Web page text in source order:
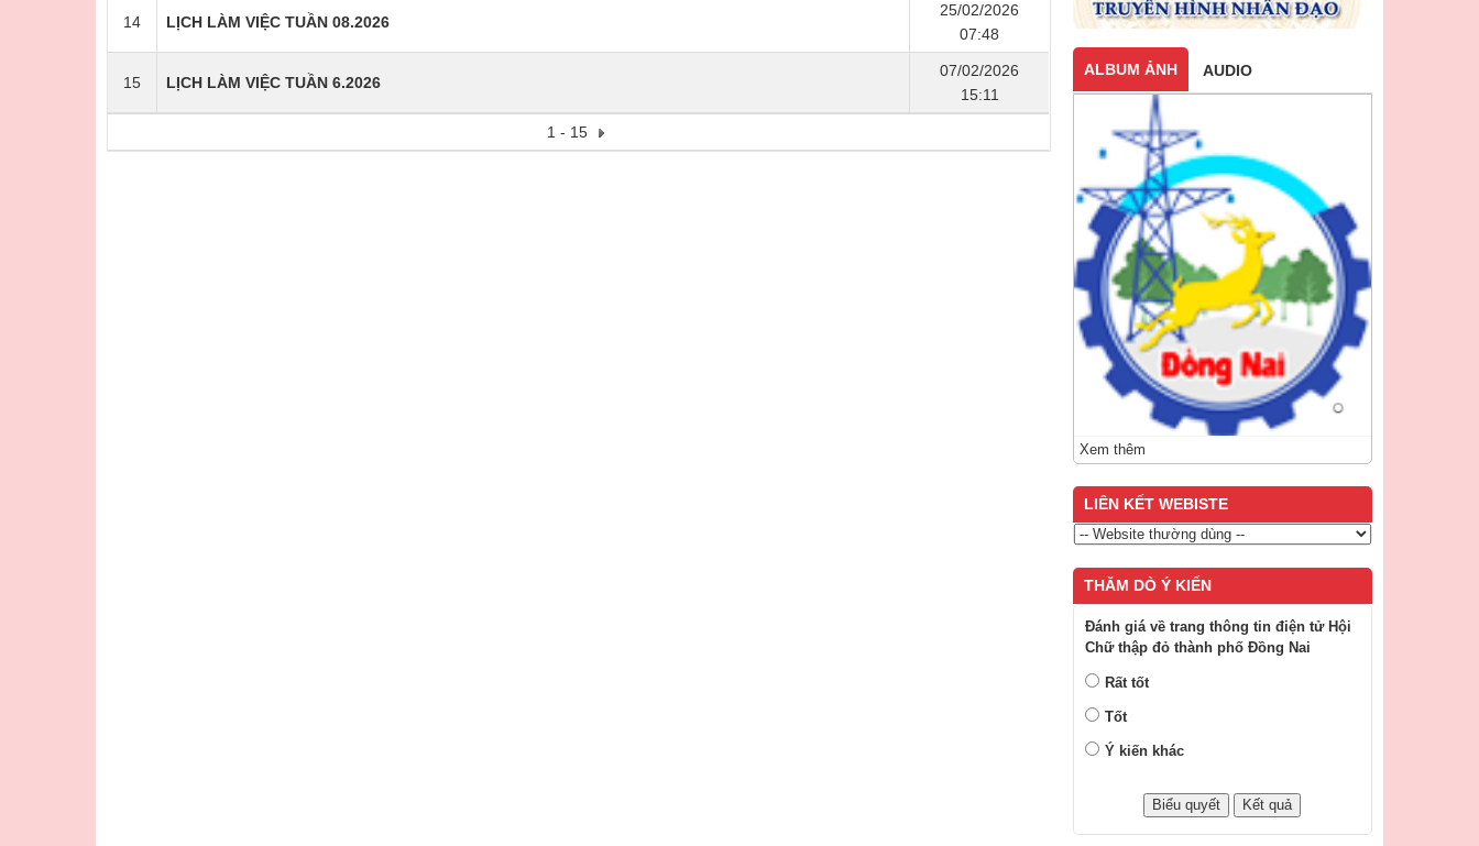
14 LỊCH LÀM VIỆC TUẦN 08.2026
25/02/2026
07:48
15 LỊCH LÀM VIỆC TUẦN 6.2026
07/02/2026
15:11
1 - 15
ALBUM ẢNH AUDIO
Xem thêm
LIÊN KẾT WEBISTE
THĂM DÒ Ý KIẾN
Đánh giá về trang thông tin điện tử Hội
Chữ thập đỏ thành phố Đồng Nai
Rất tốt
Tốt
Ý kiến khác